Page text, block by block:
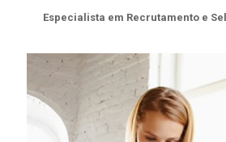
Especialista em Recrutamento e